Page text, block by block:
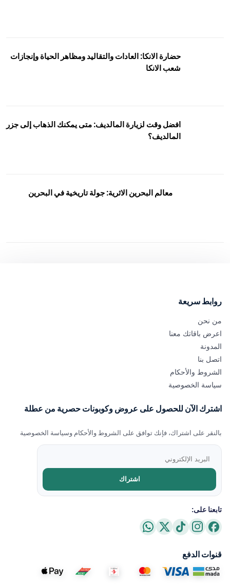
حضارة الانكا: العادات والتقاليد ومظاهر الحياة وإنجازات
شعب الانكا
افضل وقت لزيارة المالديف: متى يمكنك الذهاب إلى جزر
المالديف؟
معالم البحرين الاثرية: جولة تاريخية في البحرين
روابط سريعة
من نحن
اعرض باقاتك معنا
المدونة
اتصل بنا
الشروط والأحكام
سياسة الخصوصية
اشترك الآن للحصول على عروض وكوبونات حصرية من عطلة
بالنقر على اشتراك، فإنك توافق على الشروط والأحكام وسياسة الخصوصية
اشتراك
تابعنا على:
قنوات الدفع